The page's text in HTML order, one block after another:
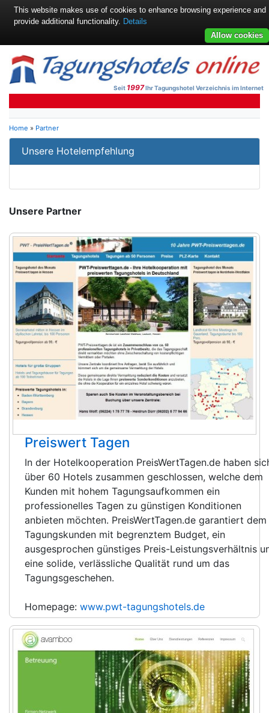
Seit 1997Ihr Tagungshotel Verzeichnis im Internet
Home » Partner
Unsere Hotelempfehlung
Unsere Partner
Preiswert Tagen
In der Hotelkooperation PreisWertTagen.de haben
über 60 Hotels zusammen geschlossen, welche dem
Kunden mit hohem Tagungsaufkommen ein
professionelles Tagen zu günstigen Konditionen
anbieten möchten. PreisWertTagen.de garantiert dem
Tagungskunden mit begrenztem Budget, ein
ausgesprochen günstiges Preis-Leistungsverhältnis
eine solide, verlässliche Qualität rund um das
Tagungsgeschehen.
Homepage: www.pwt-tagungshotels.de
This website makes use of cookies to enhance browsing experience and
provide additional functionality. Details
Allow cookies